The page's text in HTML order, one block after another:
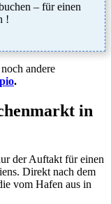
– für einen
!
andere
.
in
der Auftakt für einen
Direkt nach dem
vom Hafen aus in